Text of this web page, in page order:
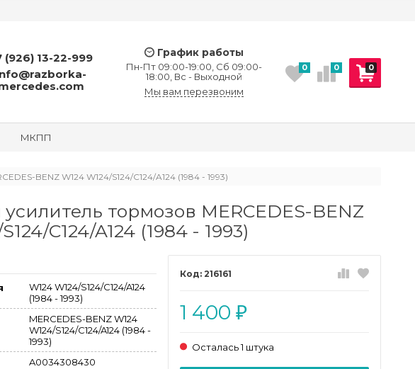
(926) 13-22-999
График работы
Пн-Пт 09:00-19:00, Сб 09:00-
18:00, Вс - Выходной
Мы вам перезвоним
0
0 0
МКПП
BENZ W124 W124/S124/C124/A124 (1984 - 1993)
тормозов MERCEDES-BENZ
C124/A124 (1984 - 1993)
216161
1 400 ₽
Осталась 1 штука
Добавляется...
Добавлен
W124 W124/S124/C124/A124
(1984 - 1993)
MERCEDES-BENZ W124
W124/S124/C124/A124 (1984 -
1993)
A0034308430